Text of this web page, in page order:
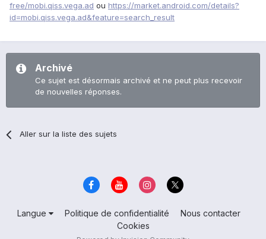
free/mobi.qiss.vega.ad ou https://market.android.com/details?
id=mobi.qiss.vega.ad&feature=search_result
Archivé
Ce sujet est désormais archivé et ne peut plus recevoir
de nouvelles réponses.
Aller sur la liste des sujets
Langue Politique de confidentialité
Nous contacter
Cookies